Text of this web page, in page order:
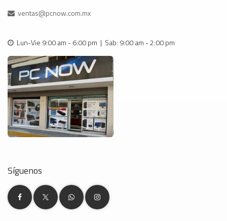
ventas@pcnow.com.mx
Lun-Vie 9:00 am - 6:00 pm | Sab: 9:00 am - 2:00 pm
Síguenos